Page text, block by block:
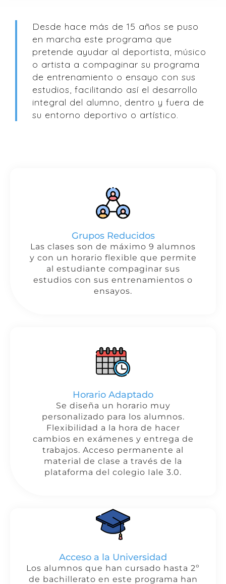
Desde hace más de 15 años se puso
en marcha este programa que
pretende ayudar al deportista, músico
o artista a compaginar su programa
de entrenamiento o ensayo con sus
estudios, facilitando así el desarrollo
integral del alumno, dentro y fuera de
su entorno deportivo o artístico.
Grupos Reducidos
Las clases son de máximo 9 alumnos
y con un horario flexible que permite
al estudiante compaginar sus
estudios con sus entrenamientos o
ensayos.
Horario Adaptado
Se diseña un horario muy
personalizado para los alumnos.
Flexibilidad a la hora de hacer
cambios en exámenes y entrega de
trabajos. Acceso permanente al
material de clase a través de la
plataforma del colegio Iale 3.0.
Acceso a la Universidad
Los alumnos que han cursado hasta 2º
de bachillerato en este programa han